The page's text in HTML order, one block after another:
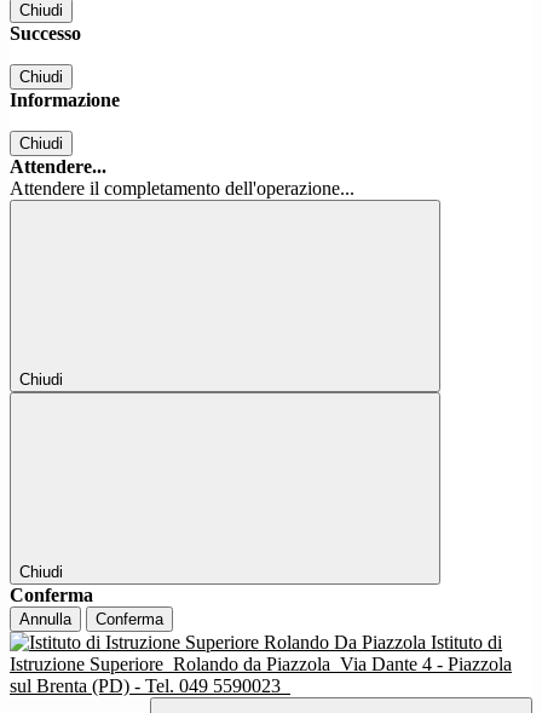
Chiudi
Successo
Chiudi
Informazione
Chiudi
Attendere...
Attendere il completamento dell'operazione...
Chiudi
Chiudi
Conferma
Annulla Conferma
Istituto di
Istruzione Superiore Rolando da Piazzola Via Dante 4 - Piazzola
sul Brenta (PD) - Tel. 049 5590023